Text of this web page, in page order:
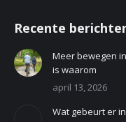
Recente
Meer bewegen
is waarom
april 13, 2026
Wat gebeurt er